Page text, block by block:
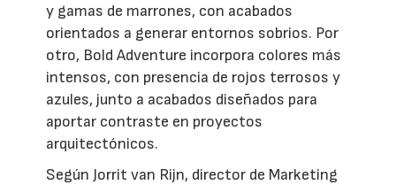
y gamas de marrones, con acabados
orientados a generar entornos sobrios. Por
otro, Bold Adventure incorpora colores más
intensos, con presencia de rojos terrosos y
azules, junto a acabados diseñados para
aportar contraste en proyectos
arquitectónicos.
Según Jorrit van Rijn, director de Marketing